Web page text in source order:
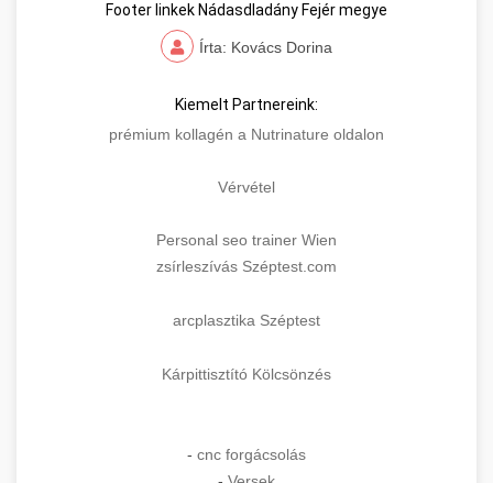
Footer linkek Nádasdladány Fejér megye
Írta: Kovács Dorina
Kiemelt Partnereink:
prémium kollagén a Nutrinature oldalon
Vérvétel
Personal seo trainer Wien
zsírleszívás Széptest.com
arcplasztika Széptest
Kárpittisztító Kölcsönzés
- cnc forgácsolás